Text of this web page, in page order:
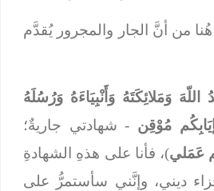
من أنَّ الجار والمجرور يُقدَّم
وَمَلائِكَتَهُ وَأَنْبِيَاءَهُ وَرُسُلَهُ
مُوْقِن- شهادتي جاريةٌ؛
عَمَلي)، فأنا على هذهِ الشهادةِ
ديني، وإنَّني سأستمرُّ على